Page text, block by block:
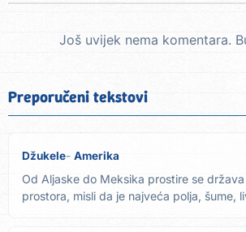
Još uvijek nema komentara.
Preporučeni tekstovi
Džukele Amerika
Od Aljaske do Meksika prostire se
prostora, misli da je najveća polja, šume,